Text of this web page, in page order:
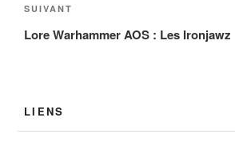
Article
suivant
SUIVANT
Lore Warhammer AOS : Les Ironjawz
LIENS